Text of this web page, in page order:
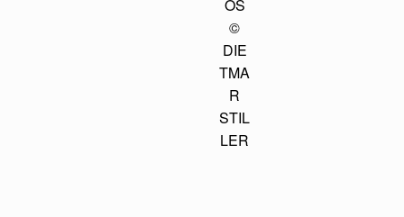
OS
©
DIE
TMA
R
STIL
LER